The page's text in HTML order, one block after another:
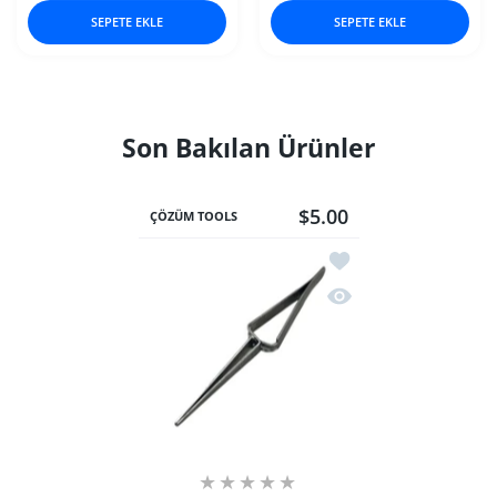
SEPETE EKLE SEPETE EKLE
Son Bakılan Ürünler
ÇÖZÜM TOOLS $5.00
İstek listesine ekle
Hızlı Görünüm Yaylı